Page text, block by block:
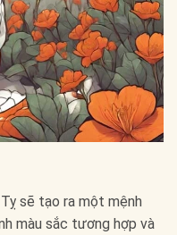
sẽ tạo ra một mệnh
màu sắc tương hợp và